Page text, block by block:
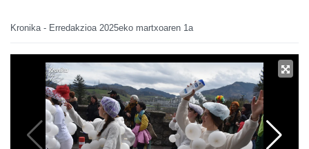
Kronika - Erredakzioa 2025eko martxoaren 1a